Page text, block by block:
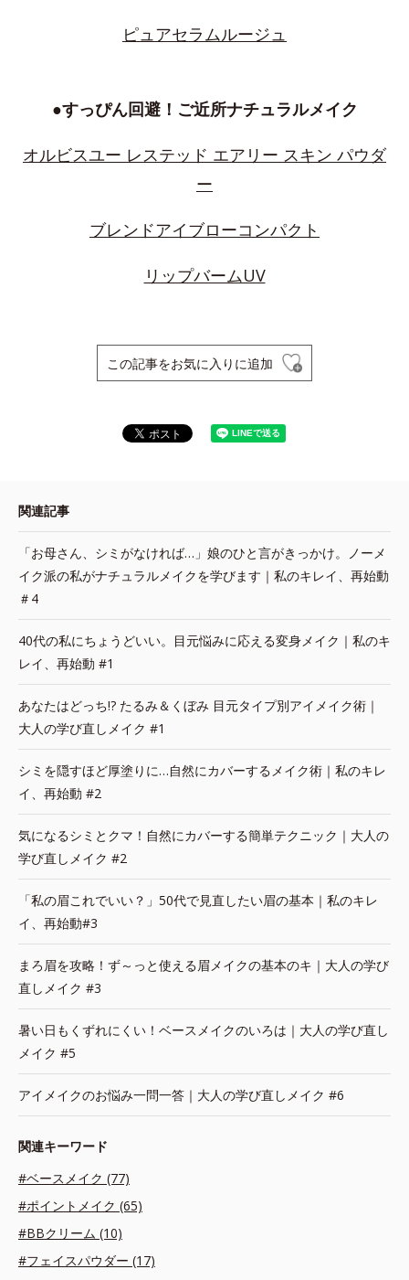
ピュアセラムルージュ
●すっぴん回避！ご近所ナチュラルメイク
オルビスユー レステッド エアリー スキン パウダ
ー
ブレンドアイブローコンパクト
リップバームUV
この記事をお気に入りに追加
関連記事
「お母さん、シミがなければ…」娘のひと言がきっかけ。ノーメ
イク派の私がナチュラルメイクを学びます｜私のキレイ、再始動
＃4
40代の私にちょうどいい。目元悩みに応える変身メイク｜私のキ
レイ、再始動 #1
あなたはどっち!? たるみ＆くぼみ 目元タイプ別アイメイク術｜
大人の学び直しメイク #1
シミを隠すほど厚塗りに…自然にカバーするメイク術｜私のキレ
イ、再始動 #2
気になるシミとクマ！自然にカバーする簡単テクニック｜大人の
学び直しメイク #2
「私の眉これでいい？」50代で見直したい眉の基本｜私のキレ
イ、再始動#3
まろ眉を攻略！ず～っと使える眉メイクの基本のキ｜大人の学び
直しメイク #3
暑い日もくずれにくい！ベースメイクのいろは｜大人の学び直し
メイク #5
アイメイクのお悩み一問一答｜大人の学び直しメイク #6
関連キーワード
#ベースメイク (77)
#ポイントメイク (65)
#BBクリーム (10)
#フェイスパウダー (17)